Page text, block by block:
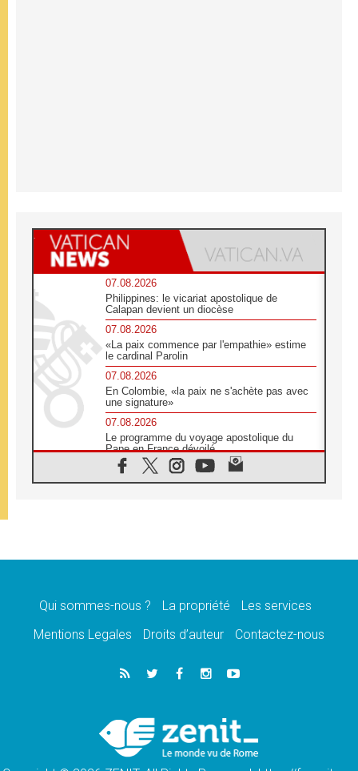
07.08.2026
Philippines: le vicariat apostolique de
Calapan devient un diocèse
07.08.2026
«La paix commence par l'empathie» estime
le cardinal Parolin
07.08.2026
En Colombie, «la paix ne s'achète pas avec
une signature»
07.08.2026
Le programme du voyage apostolique du
Pape en France dévoilé
07.08.2026
1ère Conférence continentale sur l'éducation
07.08.2026
07.08.2026
lancement des «dix jours de prière pour la
06.08.2026
Préparatifs des JMJ 2027 à Séoul: «c'est
Chrétiens et confucéens: respect et sagesse
pour relever les «défis urgents»
Qui sommes-nous ? La propriété
Les services
Mentions Legales
Droits d’auteur Contactez-nous